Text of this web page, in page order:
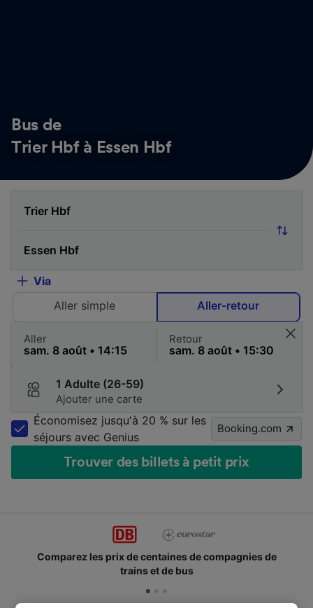
Bus de
Trier Hbf à Essen Hbf
Via
Aller simple
Aller-retour
Aller Retour
1 Adulte (26-59)
Ajouter une carte
Économisez jusqu'à 20 % sur les
séjours avec Genius
Booking.com
Trouver des billets à petit prix
Comparez les prix de centaines de compagnies de
trains et de bus